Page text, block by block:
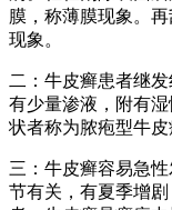
膜，称薄膜现象。
现象。
二：牛皮癣患者继
有少量渗液，附有
状者称为脓疱型牛皮
三：牛皮癣容易急
节有关，有夏季增